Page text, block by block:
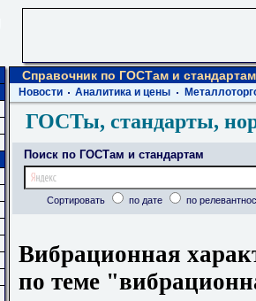
Справочник по ГОСТам и стандартам
Новости Аналитика и цены
ГОСТы, стандарты,
Поиск по ГОСТам и стандартам
Сортировать по дате по
Вибрационная
по теме